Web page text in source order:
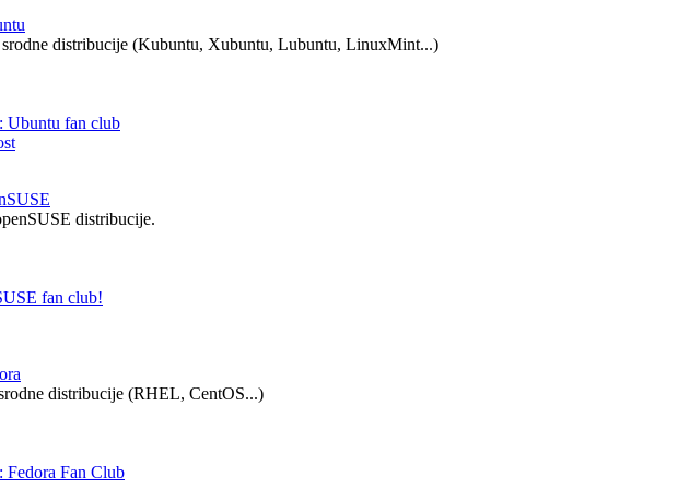
distribucije (Kubuntu, Xubuntu, Lubuntu, LinuxMint...)
Ubuntu fan club
distribucije.
fan club!
distribucije (RHEL, CentOS...)
Fan Club